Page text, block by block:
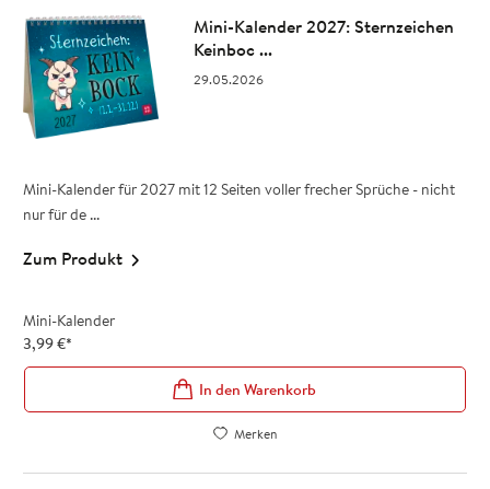
Mini-Kalender 2027: Sternzeichen
Keinboc ...
29.05.2026
Mini-Kalender für 2027 mit 12 Seiten voller frecher Sprüche - nicht
nur für de ...
Zum Produkt
Mini-Kalender
3,99€*
In den Warenkorb
Merken